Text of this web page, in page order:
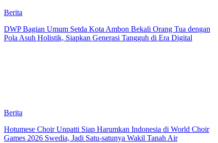
Berita
DWP Bagian Umum Setda Kota Ambon Bekali Orang Tua dengan
Pola Asuh Holistik, Siapkan Generasi Tangguh di Era Digital
Berita
Hotumese Choir Unpatti Siap Harumkan Indonesia di World Choir
Games 2026 Swedia, Jadi Satu-satunya Wakil Tanah Air